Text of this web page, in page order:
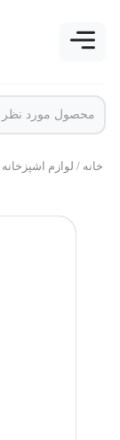
خانه/ لوازم اشپزخانه/